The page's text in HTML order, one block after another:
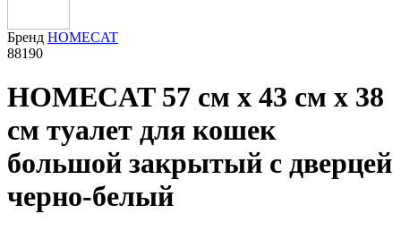
Бренд HOMECAT
88190
HOMECAT 57 см х 43 см х 38
см туалет для кошек
большой закрытый с дверцей
черно-белый